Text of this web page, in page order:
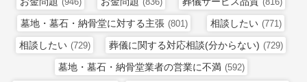
墓地・墓石・納骨堂に対する主張 (801) 相談したい (771)
相談したい (729) 葬儀に関する対応相談(分からない) (729)
墓地・墓石・納骨堂業者の営業に不満 (592)